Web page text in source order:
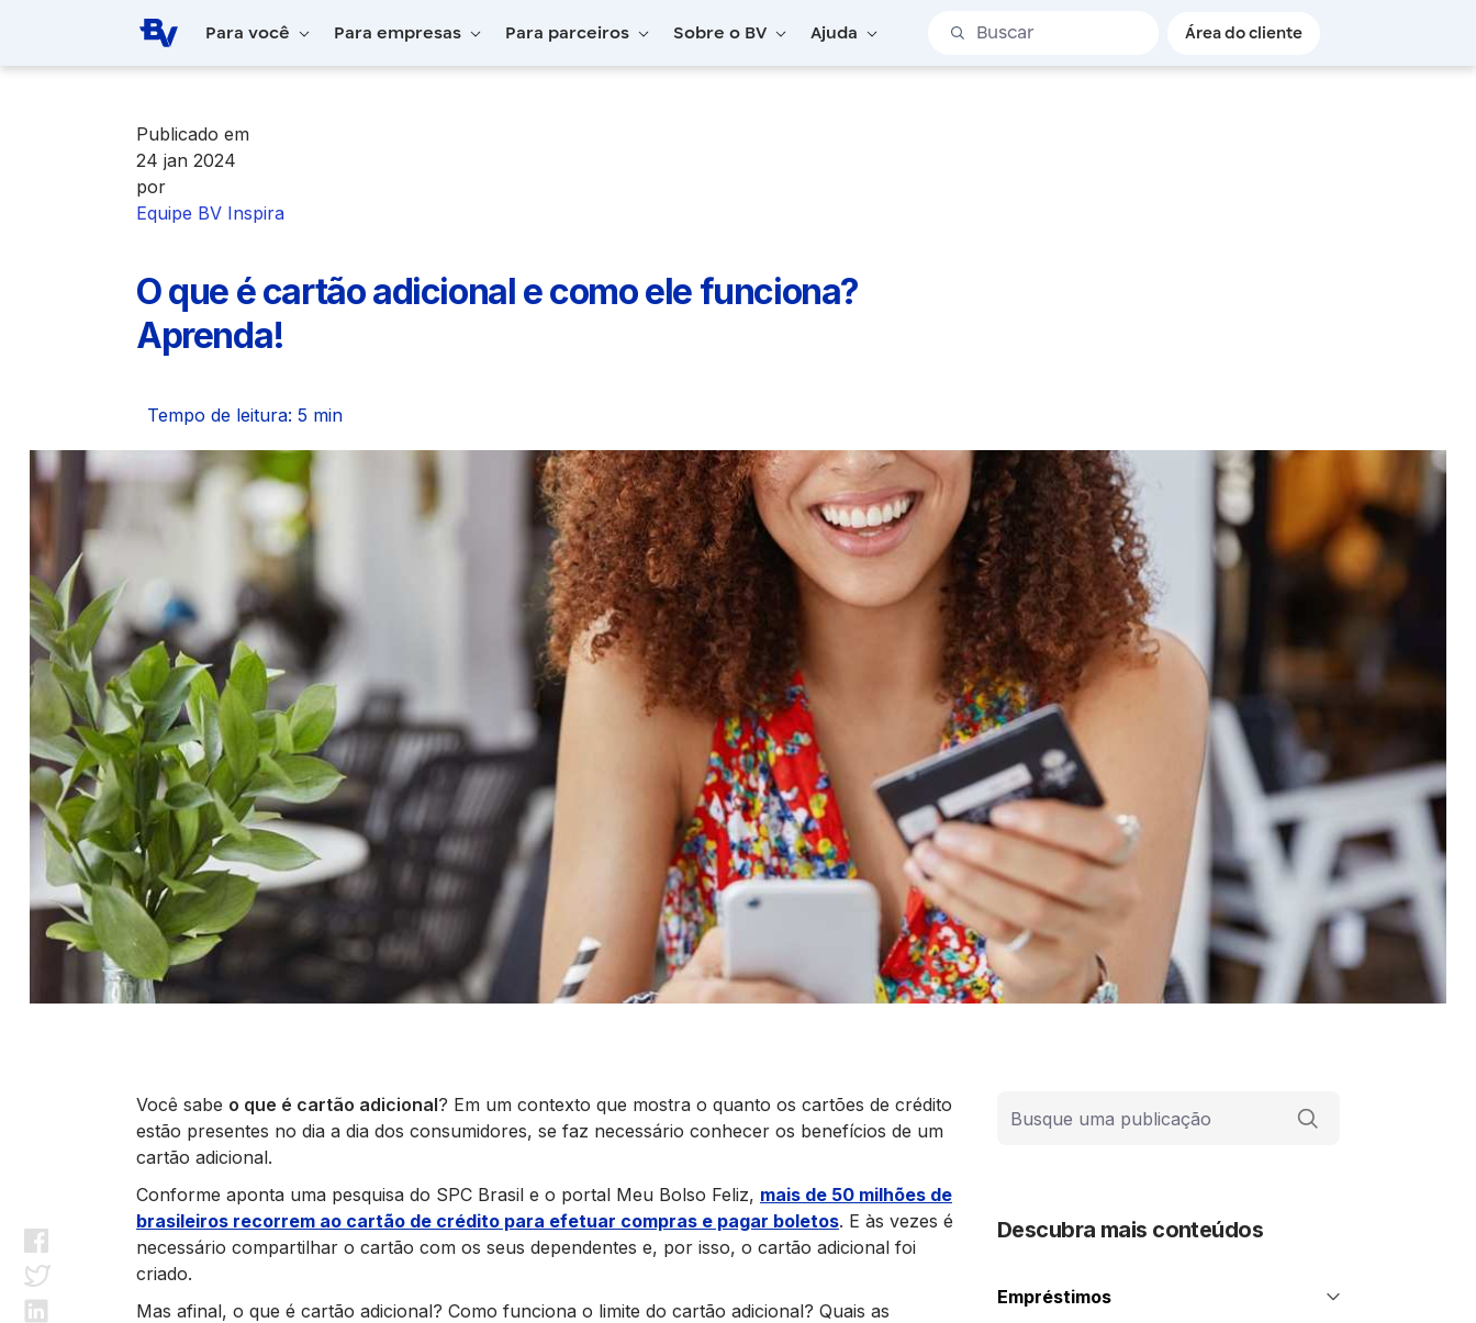
Pular para o Conteúdo principal
Para você Para empresas Para parceiros Sobre o BV Ajuda
Barra de busca
Área do cliente
Publicado em
24 jan 2024
por
Equipe BV Inspira
O que é cartão adicional e como ele funciona?
Aprenda!
Tempo de leitura: 5 min
Você sabe o que é cartão adicional? Em um contexto que mostra o quanto os cartões de crédito
estão presentes no dia a dia dos consumidores, se faz necessário conhecer os benefícios de um
cartão adicional.
Conforme aponta uma pesquisa do SPC Brasil e o portal Meu Bolso Feliz, mais de 50 milhões de
brasileiros recorrem ao cartão de crédito para efetuar compras e pagar boletos. E às vezes é
necessário compartilhar o cartão com os seus dependentes e, por isso, o cartão adicional foi
criado.
Mas afinal, o que é cartão adicional? Como funciona o limite do cartão adicional? Quais as
Descubra mais conteúdos
Empréstimos